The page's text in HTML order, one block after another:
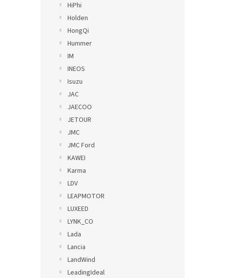
HiPhi
Holden
HongQi
Hummer
IM
INEOS
Isuzu
JAC
JAECOO
JETOUR
JMC
JMC Ford
KAWEI
Karma
LDV
LEAPMOTOR
LUXEED
LYNK_CO
Lada
Lancia
LandWind
LeadingIdeal